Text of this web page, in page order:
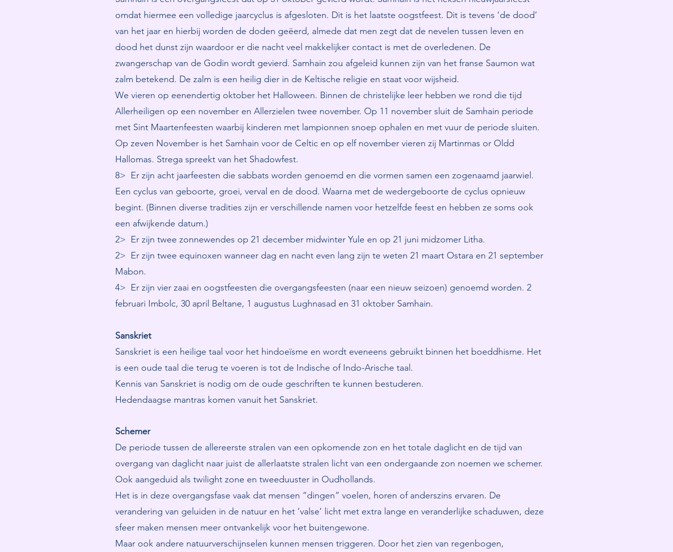
omdat hiermee een volledige jaarcyclus is afgesloten. Dit is het laatste oogstfeest. Dit is tevens ‘de dood’
van het jaar en hierbij worden de doden geëerd, almede dat men zegt dat de nevelen tussen leven en
dood het dunst zijn waardoor er die nacht veel makkelijker contact is met de overledenen. De
zwangerschap van de Godin wordt gevierd. Samhain zou afgeleid kunnen zijn van het franse Saumon wat
zalm betekend. De zalm is een heilig dier in de Keltische religie en staat voor wijsheid.
We vieren op eenendertig oktober het Halloween. Binnen de christelijke leer hebben we rond die tijd
Allerheiligen op een november en Allerzielen twee november. Op 11 november sluit de Samhain periode
met Sint Maartenfeesten waarbij kinderen met lampionnen snoep ophalen en met vuur de periode sluiten.
Op zeven November is het Samhain voor de Celtic en op elf november vieren zij Martinmas or Oldd
Hallomas. Strega spreekt van het Shadowfest.
8> Er zijn acht jaarfeesten die sabbats worden genoemd en die vormen samen een zogenaamd jaarwiel.
Een cyclus van geboorte, groei, verval en de dood. Waarna met de wedergeboorte de cyclus opnieuw
begint. (Binnen diverse tradities zijn er verschillende namen voor hetzelfde feest en hebben ze soms ook
een afwijkende datum.)
2> Er zijn twee zonnewendes op 21 december midwinter Yule en op 21 juni midzomer Litha.
2> Er zijn twee equinoxen wanneer dag en nacht even lang zijn te weten 21 maart Ostara en 21 september
Mabon.
4> Er zijn vier zaai en oogstfeesten die overgangsfeesten (naar een nieuw seizoen) genoemd worden. 2
februari Imbolc, 30 april Beltane, 1 augustus Lughnasad en 31 oktober Samhain.
Sanskriet
Sanskriet is een heilige taal voor het hindoeïsme en wordt eveneens gebruikt binnen het boeddhisme. Het
is een oude taal die terug te voeren is tot de Indische of Indo-Arische taal.
Kennis van Sanskriet is nodig om de oude geschriften te kunnen bestuderen.
Hedendaagse mantras komen vanuit het Sanskriet.
Schemer
De periode tussen de allereerste stralen van een opkomende zon en het totale daglicht en de tijd van
overgang van daglicht naar juist de allerlaatste stralen licht van een ondergaande zon noemen we schemer.
Ook aangeduid als twilight zone en tweeduuster in Oudhollands.
Het is in deze overgangsfase vaak dat mensen “dingen” voelen, horen of anderszins ervaren. De
verandering van geluiden in de natuur en het ‘valse’ licht met extra lange en veranderlijke schaduwen, deze
sfeer maken mensen meer ontvankelijk voor het buitengewone.
Maar ook andere natuurverschijnselen kunnen mensen triggeren. Door het zien van regenbogen,